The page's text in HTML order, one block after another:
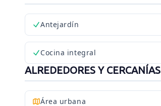
Antejardín
Cocina integral
ALREDEDORES Y CERCANÍAS
Área urbana